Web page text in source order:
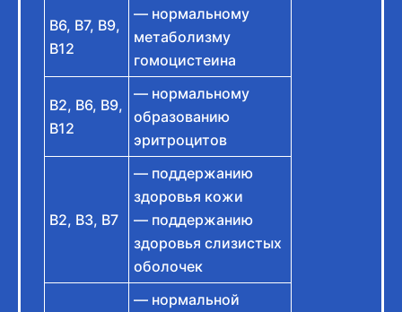
B6, B7, B9,
B12
— нормальному
метаболизму
гомоцистеина
B2, B6, B9,
B12
— нормальному
образованию
эритроцитов
B2, B3, B7
— поддержанию
здоровья кожи
— поддержанию
здоровья слизистых
оболочек
— нормальной